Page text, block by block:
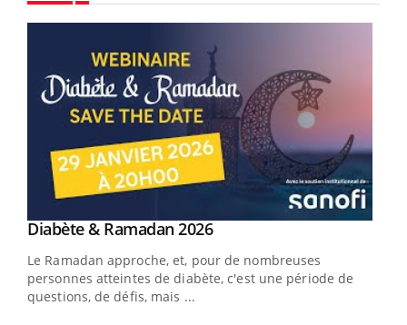
Youtube
Diabète & Ramadan 2026Youtube
Le Ramadan approche, et, pour de nombreuses
personnes atteintes de diabète, c'est une période de
questions, de défis, mais ...